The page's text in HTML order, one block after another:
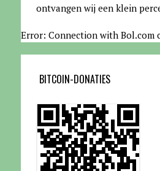
ontvangen wij een klein
Error: Connection with Bol.com
BITCOIN-DONATIES